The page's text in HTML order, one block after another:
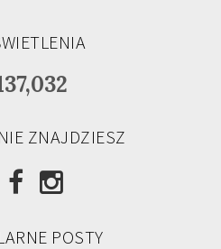
ZNAJDZIESZ
POSTY